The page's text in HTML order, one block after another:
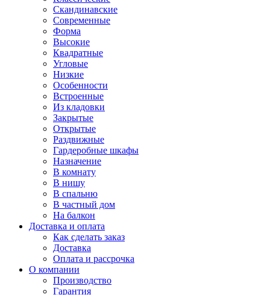
Скандинавские
Современные
Форма
Высокие
Квадратные
Угловые
Низкие
Особенности
Встроенные
Из кладовки
Закрытые
Открытые
Раздвижные
Гардеробные шкафы
Назначение
В комнату
В нишу
В спальню
В частный дом
На балкон
Доставка и оплата
Как сделать заказ
Доставка
Оплата и рассрочка
О компании
Производство
Гарантия